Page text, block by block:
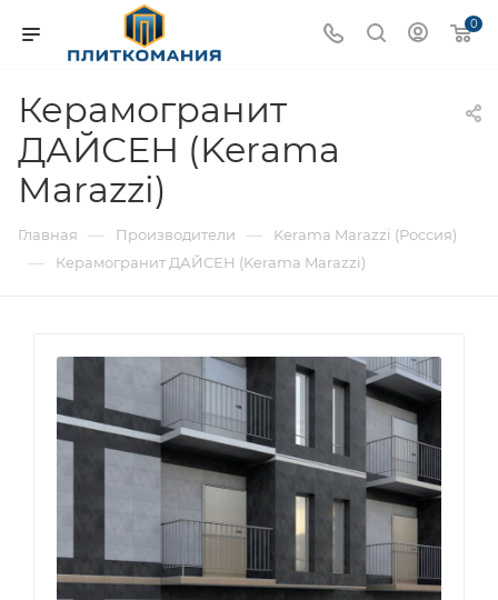
0
Керамогранит
ДАЙСЕН (Kerama
Marazzi)
Главная — Производители — Kerama Marazzi (Россия)
— Керамогранит ДАЙСЕН (Kerama Marazzi)